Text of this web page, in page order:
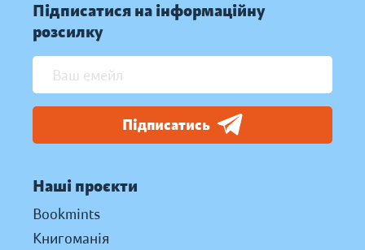
Підписатися на інформаційну
розсилку
Підписатись
Наші проєкти
Bookmints
Книгоманія